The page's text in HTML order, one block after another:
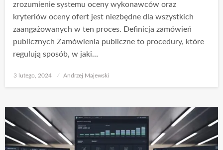
zrozumienie systemu oceny wykonawców oraz
kryteriów oceny ofert jest niezbędne dla wszystkich
zaangażowanych w ten proces. Definicja zamówień
publicznych Zamówienia publiczne to procedury, które
regulują sposób, w jaki…
Opublikowane
3 lutego, 2024 Andrzej Majewski